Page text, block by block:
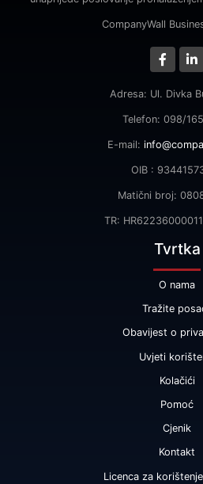
CompanyWall
Adresa: Ul. Divka
Telefon: 098/
E-mail:
OIB :
Matični broj:
TR:
Tvrtka
O nama
Tražite
Obavijest o
Uvjeti
Kolačići
Pomoć
Cjenik
Kontakt
Licenca za